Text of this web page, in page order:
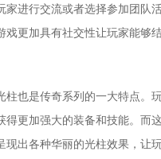
家进行交流或者选择参加团队
戏更加具有社交性让玩家能够
柱也是传奇系列的一大特点。
得更加强大的装备和技能。而
现出各种华丽的光柱效果，让